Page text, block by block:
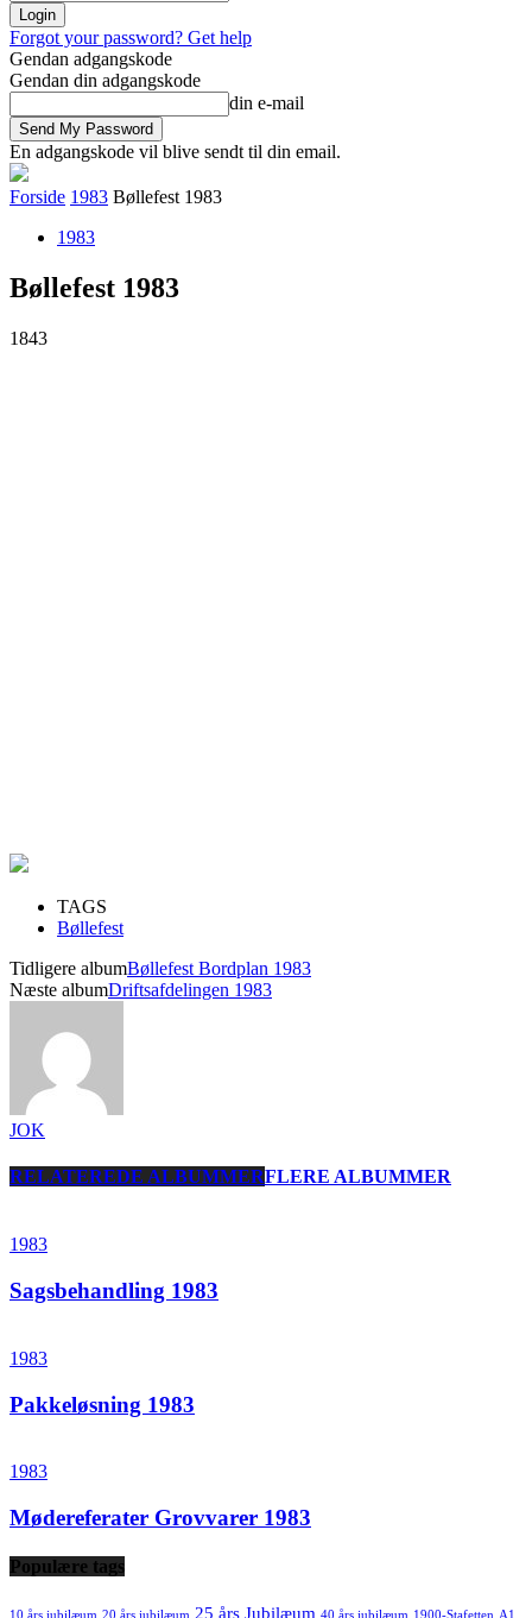
Forgot your password? Get help
Gendan adgangskode
Gendan din adgangskode
din e-mail
En adgangskode vil blive sendt til din email.
Forside 1983 Bøllefest 1983
1983
Bøllefest 1983
1843
TAGS
Bøllefest
Tidligere albumBøllefest Bordplan 1983
Næste albumDriftsafdelingen 1983
JOK
RELATEREDE ALBUMMERFLERE ALBUMMER
1983
Sagsbehandling 1983
1983
Pakkeløsning 1983
1983
Mødereferater Grovvarer 1983
Populære tags
25 års Jubilæum